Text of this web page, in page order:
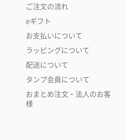
ご注文の流れ
eギフト
お支払いについて
ラッピングについて
配送について
タンプ会員について
おまとめ注文・法人のお客
様